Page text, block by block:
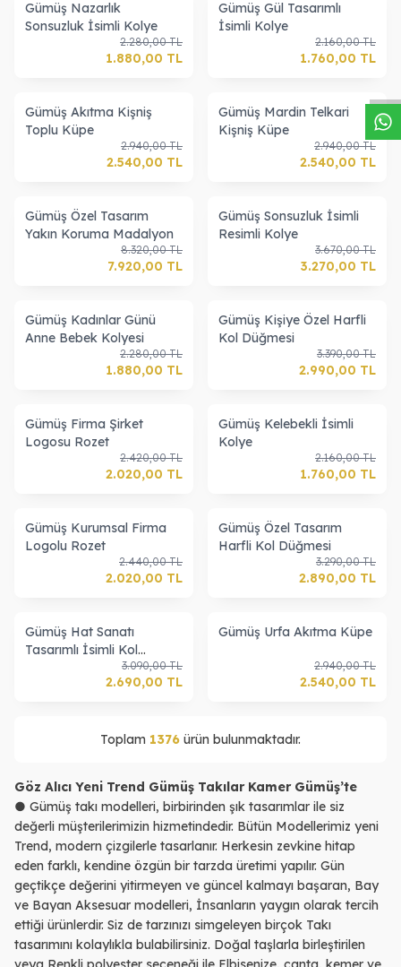
WhasappDesteHatt
Gümüş Nazarlık
Sonsuzluk İsimli Kolye
2.280,00TL
1.880,00 TL
Gümüş Gül Tasarımlı
İsimli Kolye
2.160,00TL
1.760,00 TL
Gümüş Akıtma Kişniş
Toplu Küpe
2.940,00TL
2.540,00 TL
Gümüş Mardin Telkari
Kişniş Küpe
2.940,00TL
2.540,00 TL
Gümüş Özel Tasarım
Yakın Koruma Madalyon
8.320,00TL
7.920,00 TL
Gümüş Sonsuzluk İsimli
Resimli Kolye
3.670,00TL
3.270,00 TL
Gümüş Kadınlar Günü
Anne Bebek Kolyesi
2.280,00TL
1.880,00 TL
Gümüş Kişiye Özel Harfli
Kol Düğmesi
3.390,00TL
2.990,00 TL
Gümüş Firma Şirket
Logosu Rozet
2.420,00TL
2.020,00 TL
Gümüş Kelebekli İsimli
Kolye
2.160,00TL
1.760,00 TL
Gümüş Kurumsal Firma
Logolu Rozet
2.440,00TL
2.020,00 TL
Gümüş Özel Tasarım
Harfli Kol Düğmesi
3.290,00TL
2.890,00 TL
Gümüş Hat Sanatı
Tasarımlı İsimli Kol
3.090,00TL
2.690,00 TL
Gümüş Urfa Akıtma Küpe
2.940,00TL
2.540,00 TL
Toplam 1376 ürün bulunmaktadır.
Göz Alıcı Yeni Trend Gümüş Takılar Kamer Gümüş’te
● Gümüş takı modelleri, birbirinden şık tasarımlar ile siz
değerli müşterilerimizin hizmetindedir. Bütün Modellerimiz yeni
Trend, modern çizgilerle tasarlanır. Herkesin zevkine hitap
eden farklı, kendine özgün bir tarzda üretimi yapılır. Gün
geçtikçe değerini yitirmeyen ve güncel kalmayı başaran, Bay
ve Bayan Aksesuar modelleri, İnsanların yaygın olarak tercih
ettiği ürünlerdir. Siz de tarzınızı simgeleyen birçok Takı
tasarımını kolaylıkla bulabilirsiniz. Doğal taşlarla birleştirilen